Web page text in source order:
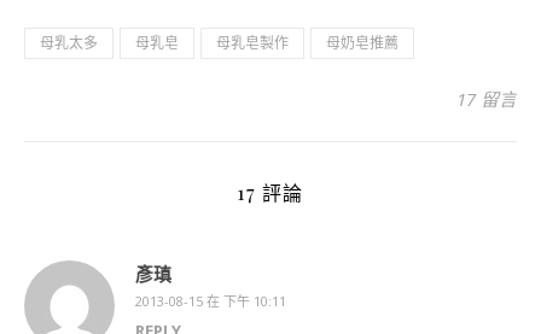
母乳太多 母乳皂 母乳皂製作 母奶皂推薦
17 留言
17 評論
彥瑱
2013-08-15 在 下午 10:11